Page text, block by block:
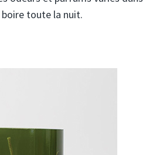
boire toute la nuit.